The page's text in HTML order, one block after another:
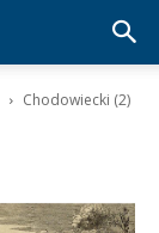
Chodowiecki (2)